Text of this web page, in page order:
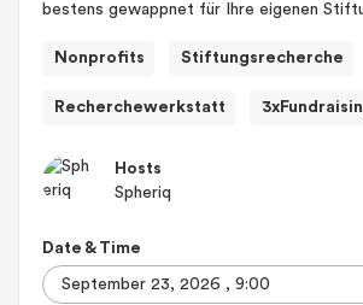
bestens gewappnet für Ihre eigenen
Nonprofits Stiftungsrecherche
Recherchewerkstatt
Hosts
Spheriq
Date & Time